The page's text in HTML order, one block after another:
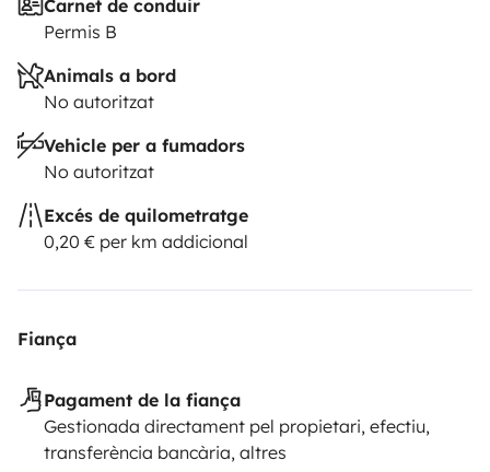
Carnet de conduir
Permis B
Animals a bord
No autoritzat
Vehicle per a fumadors
No autoritzat
Excés de quilometratge
0,20 € per km addicional
Fiança
Pagament de la fiança
Gestionada directament pel propietari, efectiu,
transferència bancària, altres